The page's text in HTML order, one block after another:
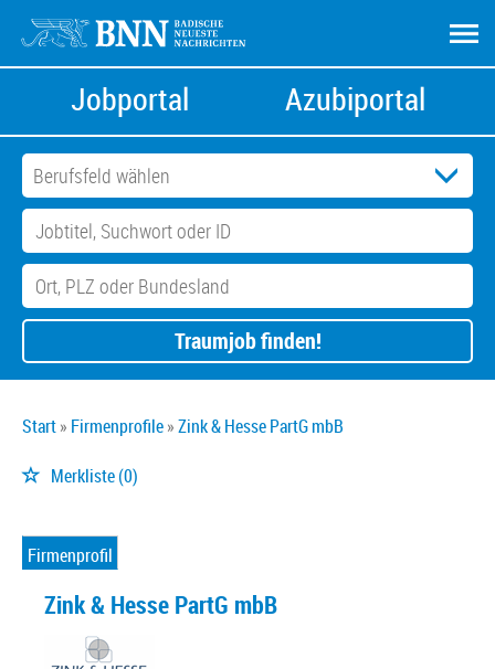
Jobportal Azubiportal
Traumjob finden!
Start Firmenprofile Zink & Hesse PartG mbB
Merkliste(0)
Firmenprofil
Zink & Hesse PartG mbB